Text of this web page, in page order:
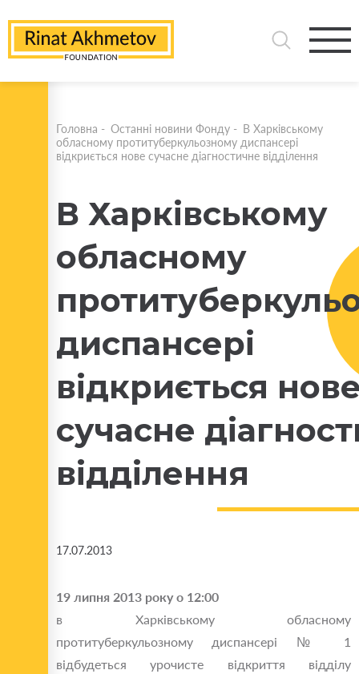
Головна - Останні новини Фонду - В Харківському
обласному протитуберкульозному диспансері
відкриється нове сучасне діагностичне відділення
В Харківському
обласному
диспансері
відкриється
сучасне
відділення
17.07.2013
19 липня 2013 року о 12:00
в Харківському обласному
протитуберкульозному диспансері № 1
відбудеться урочисте відкриття відділу